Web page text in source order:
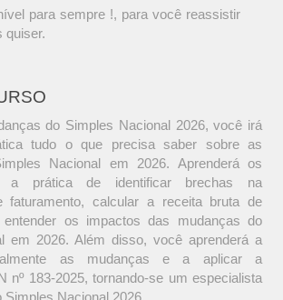
para sempre !, para você reassistir
quiser.
do Simples Nacional 2026, você irá
tudo o que precisa saber sobre as
Nacional em 2026. Aprenderá os
a prática de identificar brechas na
faturamento, calcular a receita bruta de
os impactos das mudanças do
em 2026. Além disso, você aprenderá a
as mudanças e a aplicar a
nº 183-2025, tornando-se um especialista